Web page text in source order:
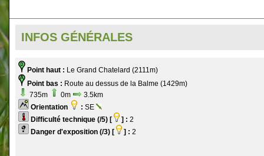
INFOS GÉNÉRALES
Point haut : Le Grand Chatelard (2111m)
Point bas : Route au dessus de la Balme (1429m)
735m
0m
3.5km
Orientation
: SE
Difficulté technique (/5) [
] : 2
Danger d'exposition (/3) [
] : 2